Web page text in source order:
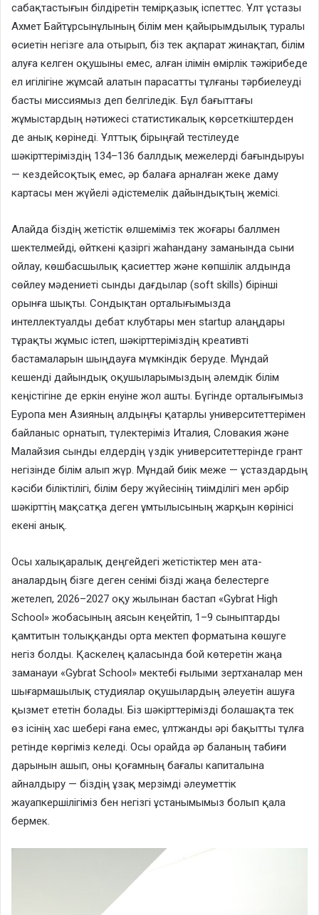
сабақтастығын білдіретін темірқазық іспеттес. Ұлт ұстазы
Ахмет Байтұрсынұлының білім мен қайырымдылық туралы
өсиетін негізге ала отырып, біз тек ақпарат жинақтап, білім
алуға келген оқушыны емес, алған ілімін өмірлік тәжірибеде
ел игілігіне жұмсай алатын парасатты тұлғаны тәрбиелеуді
басты миссиямыз деп белгіледік. Бұл бағыттағы
жұмыстардың нәтижесі статистикалық көрсеткіштерден
де анық көрінеді. Ұлттық бірыңғай тестілеуде
шәкірттеріміздің 134–136 баллдық межелерді бағындыруы
— кездейсоқтық емес, әр балаға арналған жеке даму
картасы мен жүйелі әдістемелік дайындықтың жемісі.
Алайда біздің жетістік өлшеміміз тек жоғары баллмен
шектелмейді, өйткені қазіргі жаһандану заманында сыни
ойлау, көшбасшылық қасиеттер және көпшілік алдында
сөйлеу мәдениеті сынды дағдылар (soft skills) бірінші
орынға шықты. Сондықтан орталығымызда
интеллектуалды дебат клубтары мен startup алаңдары
тұрақты жұмыс істеп, шәкірттеріміздің креативті
бастамаларын шыңдауға мүмкіндік беруде. Мұндай
кешенді дайындық оқушыларымыздың әлемдік білім
кеңістігіне де еркін енуіне жол ашты. Бүгінде орталығымыз
Еуропа мен Азияның алдыңғы қатарлы университеттерімен
байланыс орнатып, түлектеріміз Италия, Словакия және
Малайзия сынды елдердің үздік университеттерінде грант
негізінде білім алып жүр. Мұндай биік меже — ұстаздардың
кәсіби біліктілігі, білім беру жүйесінің тиімділігі мен әрбір
шәкірттің мақсатқа деген ұмтылысының жарқын көрінісі
екені анық.
Осы халықаралық деңгейдегі жетістіктер мен ата-
аналардың бізге деген сенімі бізді жаңа белестерге
жетелеп, 2026–2027 оқу жылынан бастап «Gybrat High
School» жобасының аясын кеңейтіп, 1–9 сыныптарды
қамтитын толыққанды орта мектеп форматына көшуге
негіз болды. Қаскелең қаласында бой көтеретін жаңа
заманауи «Gybrat School» мектебі ғылыми зертханалар мен
шығармашылық студиялар оқушылардың әлеуетін ашуға
қызмет ететін болады. Біз шәкірттерімізді болашақта тек
өз ісінің хас шебері ғана емес, ұлтжанды әрі бақытты тұлға
ретінде көргіміз келеді. Осы орайда әр баланың табиғи
дарынын ашып, оны қоғамның бағалы капиталына
айналдыру — біздің ұзақ мерзімді әлеуметтік
жауапкершілігіміз бен негізгі ұстанымымыз болып қала
бермек.